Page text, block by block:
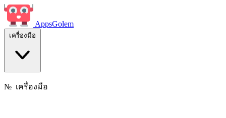
AppsGolem
เครื่องมือ
№ เครื่องมือ